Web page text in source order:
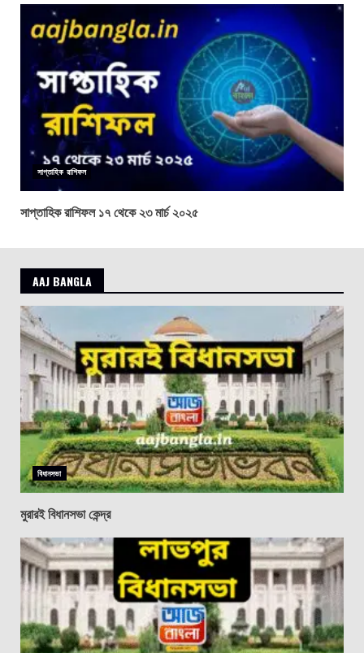
সাপ্তাহিক রাশিফল
সাপ্তাহিক রাশিফল ১৭ থেকে ২৩ মার্চ ২০২৫
AAJ BANGLA
বিধানসভা
মুরারই বিধানসভা কেন্দ্র